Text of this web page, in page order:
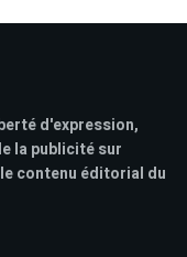
d'expression,
la publicité sur
contenu éditorial du